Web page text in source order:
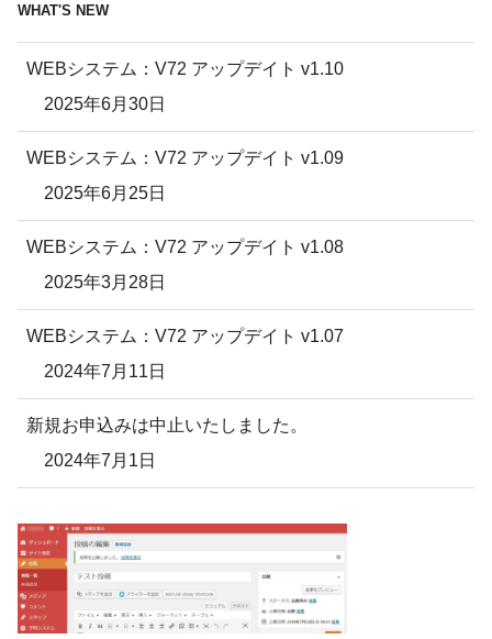
WHAT'S NEW
WEBシステム：V72 アップデイト v1.10
2025年6月30日
WEBシステム：V72 アップデイト v1.09
2025年6月25日
WEBシステム：V72 アップデイト v1.08
2025年3月28日
WEBシステム：V72 アップデイト v1.07
2024年7月11日
新規お申込みは中止いたしました。
2024年7月1日